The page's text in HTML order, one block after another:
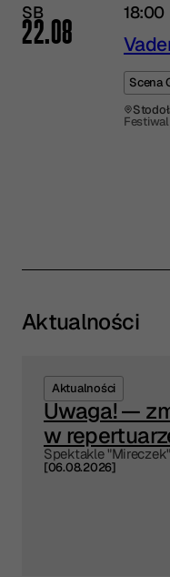
SB
22.08
18:00
Scena
Aktualności
Aktualności
Uwaga! —
w
Spektakle
[06.08.2026]